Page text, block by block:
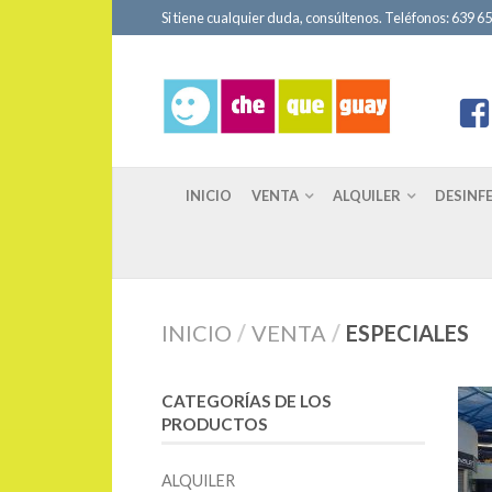
Si tiene cualquier duda, consúltenos. Teléfonos: 639
INICIO VENTA ALQUILER
INICIO / VENTA / ESPECIALES
CATEGORÍAS DE LOS
PRODUCTOS
ALQUILER